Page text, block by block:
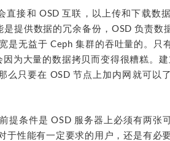
直接和 OSD 互联，以上传和下载数
提供数据的冗余备份，OSD 负责数
是无益于 Ceph 集群的吞吐量的。只
为大量的数据拷贝而变得很糟糕。
么只要在 OSD 节点上加内网就可以
提条件是 OSD 服务器上必须有两张
于性能有一定要求的用户，还是有必